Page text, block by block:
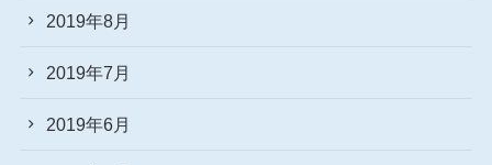
2019年8月
2019年7月
2019年6月